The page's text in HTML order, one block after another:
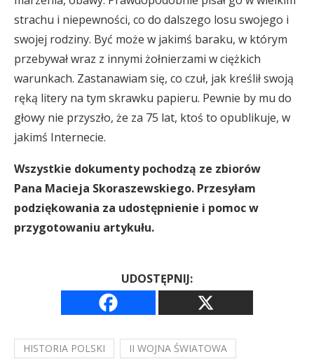
strachu i niepewności, co do dalszego losu swojego i
swojej rodziny. Być może w jakimś baraku, w którym
przebywał wraz z innymi żołnierzami w ciężkich
warunkach. Zastanawiam się, co czuł, jak kreślił swoją
ręką litery na tym skrawku papieru. Pewnie by mu do
głowy nie przyszło, że za 75 lat, ktoś to opublikuje, w
jakimś Internecie.
Wszystkie dokumenty pochodzą ze zbiorów
Pana Macieja Skoraszewskiego. Przesyłam
podziękowania za udostępnienie i pomoc w
przygotowaniu artykułu.
UDOSTĘPNIJ:
HISTORIA POLSKI II WOJNA ŚWIATOWA